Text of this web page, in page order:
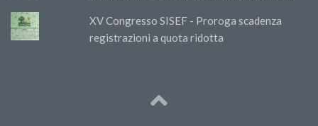
XV Congresso SISEF - Proroga scadenza
registrazioni a quota ridotta